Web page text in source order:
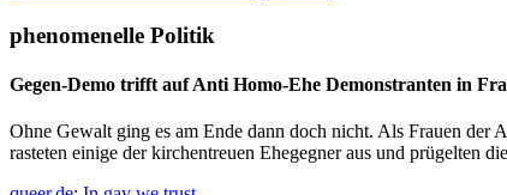
phenomenelle Politik
Gegen-Demo trifft auf Anti Homo-Ehe Demonstranten in
Ohne Gewalt ging es am Ende dann doch nicht. Als Frauen der
rasteten einige der kirchentreuen Ehegegner aus und prügelten